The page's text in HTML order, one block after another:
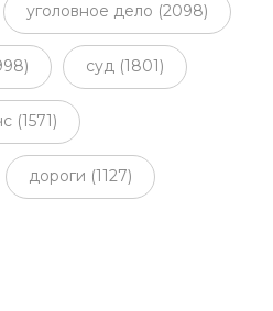
уголовное дело (2098)
суд (1801)
(1571)
дороги (1127)